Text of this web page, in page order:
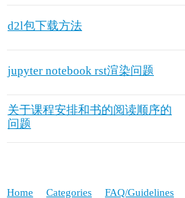
d2l包下载方法
jupyter notebook rst渲染问题
关于课程安排和书的阅读顺序的
问题
Home Categories FAQ/Guidelines